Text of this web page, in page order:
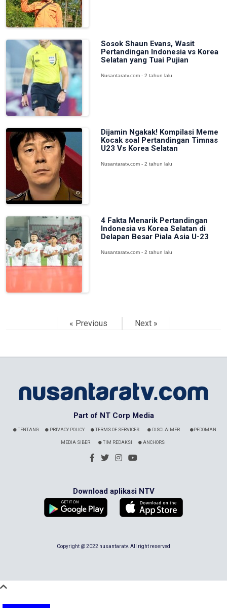
Sosok Shaun Evans, Wasit
Pertandingan Indonesia vs Korea
Selatan yang Tuai Pujian
Nusantaratv.com - 2 tahun lalu
Dijamin Ngakak! Kompilasi Meme
Kocak soal Pertandingan Timnas
U23 Vs Korea Selatan
Nusantaratv.com - 2 tahun lalu
4 Fakta Menarik Pertandingan
Indonesia vs Korea Selatan di
Delapan Besar Piala Asia U-23
Nusantaratv.com - 2 tahun lalu
« Previous Next »
Part of NT Corp Media
TENTANG PRIVACY POLICY TERMS OF SERVICES DISCLAIMER PEDOMAN
MEDIA SIBER TIM REDAKSI ANCHORS
Download aplikasi NTV
Copyright @ 2022 nusantaratv. All right reserved